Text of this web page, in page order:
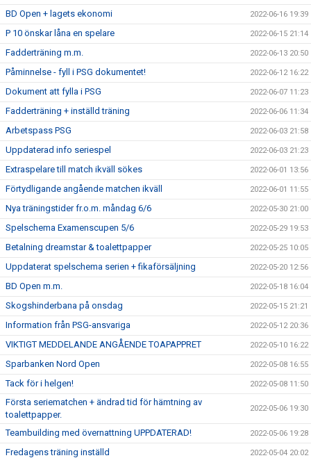
BD Open + lagets ekonomi 2022-06-16 19:39
P 10 önskar låna en spelare 2022-06-15 21:14
Fadderträning m.m. 2022-06-13 20:50
Påminnelse - fyll i PSG dokumentet! 2022-06-12 16:22
Dokument att fylla i PSG 2022-06-07 11:23
Fadderträning + inställd träning 2022-06-06 11:34
Arbetspass PSG 2022-06-03 21:58
Uppdaterad info seriespel 2022-06-03 21:23
Extraspelare till match ikväll sökes 2022-06-01 13:56
Förtydligande angående matchen ikväll 2022-06-01 11:55
Nya träningstider fr.o.m. måndag 6/6 2022-05-30 21:00
Spelschema Examenscupen 5/6 2022-05-29 19:53
Betalning dreamstar & toalettpapper 2022-05-25 10:05
Uppdaterat spelschema serien + fikaförsäljning 2022-05-20 12:56
BD Open m.m. 2022-05-18 16:04
Skogshinderbana på onsdag 2022-05-15 21:21
Information från PSG-ansvariga 2022-05-12 20:36
VIKTIGT MEDDELANDE ANGÅENDE TOAPAPPRET 2022-05-10 16:22
Sparbanken Nord Open 2022-05-08 16:55
Tack för i helgen! 2022-05-08 11:50
Första seriematchen + ändrad tid för hämtning av
toalettpapper.
2022-05-06 19:30
Teambuilding med övernattning UPPDATERAD! 2022-05-06 19:28
Fredagens träning inställd 2022-05-04 20:02